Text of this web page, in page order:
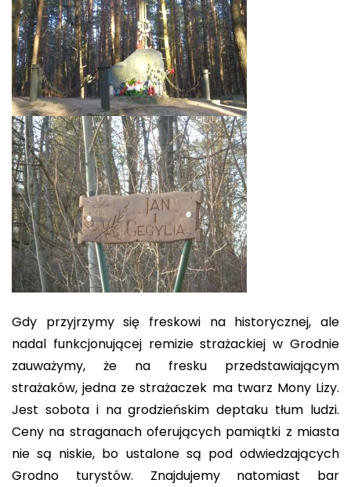
Gdy przyjrzymy się freskowi na historycznej, ale
nadal funkcjonującej remizie strażackiej w Grodnie
zauważymy, że na fresku przedstawiającym
strażaków, jedna ze strażaczek ma twarz Mony Lizy.
Jest sobota i na grodzieńskim deptaku tłum ludzi.
Ceny na straganach oferujących pamiątki z miasta
nie są niskie, bo ustalone są pod odwiedzających
Grodno turystów. Znajdujemy natomiast bar